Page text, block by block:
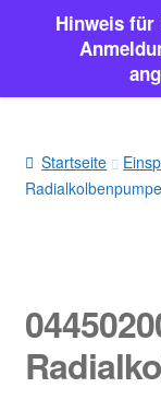
springen
springen
INJEKTOREN
Classic Parts
Startseite
Radialkolbenpumpe
Hinweis für